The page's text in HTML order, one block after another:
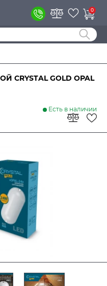
0
GOLD OPAL
Есть в наличии